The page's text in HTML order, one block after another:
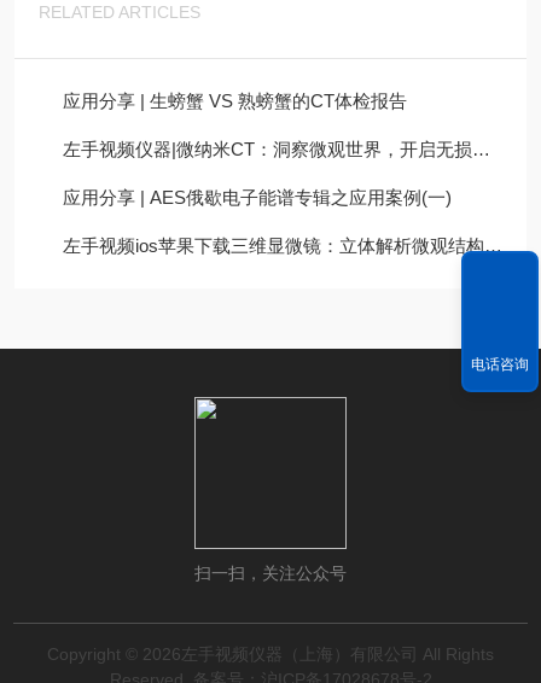
RELATED ARTICLES
应用分享 | 生螃蟹 VS 熟螃蟹的CT体检报告
左手视频仪器|微纳米CT：洞察微观世界，开启无损检测新维度
应用分享 | AES俄歇电子能谱专辑之应用案例(一)
左手视频ios苹果下载三维显微镜：立体解析微观结构的“透视眼”
扫一扫，关注公众号
Copyright © 2026左手视频仪器（上海）有限公司 All Rights
电话咨询